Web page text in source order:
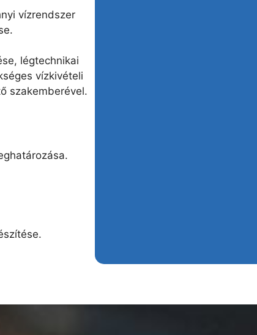
vízrendszer
légtechnikai
vízkivételi
szakemberével.